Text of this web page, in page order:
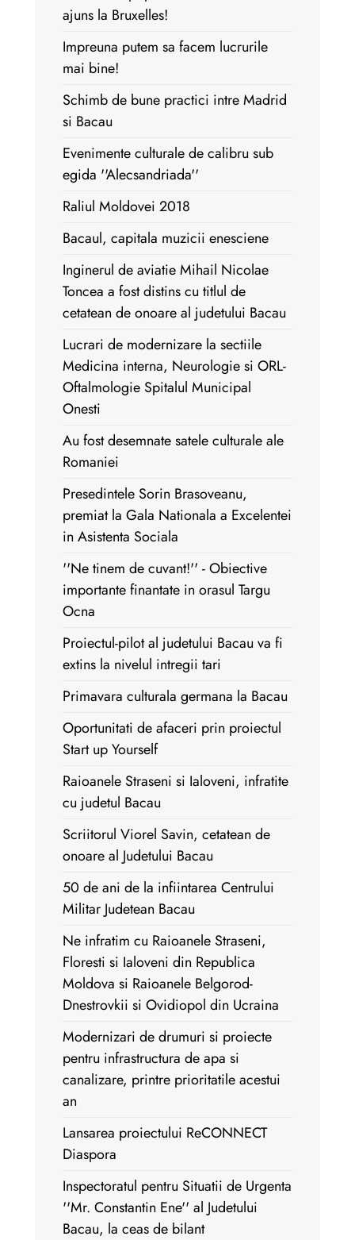
ajuns la Bruxelles!
Impreuna putem sa facem lucrurile
mai bine!
Schimb de bune practici intre Madrid
si Bacau
Evenimente culturale de calibru sub
egida ''Alecsandriada''
Raliul Moldovei 2018
Bacaul, capitala muzicii enesciene
Inginerul de aviatie Mihail Nicolae
Toncea a fost distins cu titlul de
cetatean de onoare al judetului Bacau
Lucrari de modernizare la sectiile
Medicina interna, Neurologie si ORL-
Oftalmologie Spitalul Municipal
Onesti
Au fost desemnate satele culturale ale
Romaniei
Presedintele Sorin Brasoveanu,
premiat la Gala Nationala a Excelentei
in Asistenta Sociala
''Ne tinem de cuvant!'' - Obiective
importante finantate in orasul Targu
Ocna
Proiectul-pilot al judetului Bacau va fi
extins la nivelul intregii tari
Primavara culturala germana la Bacau
Oportunitati de afaceri prin proiectul
Start up Yourself
Raioanele Straseni si Ialoveni, infratite
cu judetul Bacau
Scriitorul Viorel Savin, cetatean de
onoare al Judetului Bacau
50 de ani de la infiintarea Centrului
Militar Judetean Bacau
Ne infratim cu Raioanele Straseni,
Floresti si Ialoveni din Republica
Moldova si Raioanele Belgorod-
Dnestrovkii si Ovidiopol din Ucraina
Modernizari de drumuri si proiecte
pentru infrastructura de apa si
canalizare, printre prioritatile acestui
an
Lansarea proiectului ReCONNECT
Diaspora
Inspectoratul pentru Situatii de Urgenta
''Mr. Constantin Ene'' al Judetului
Bacau, la ceas de bilant